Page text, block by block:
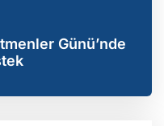
Günü’nde